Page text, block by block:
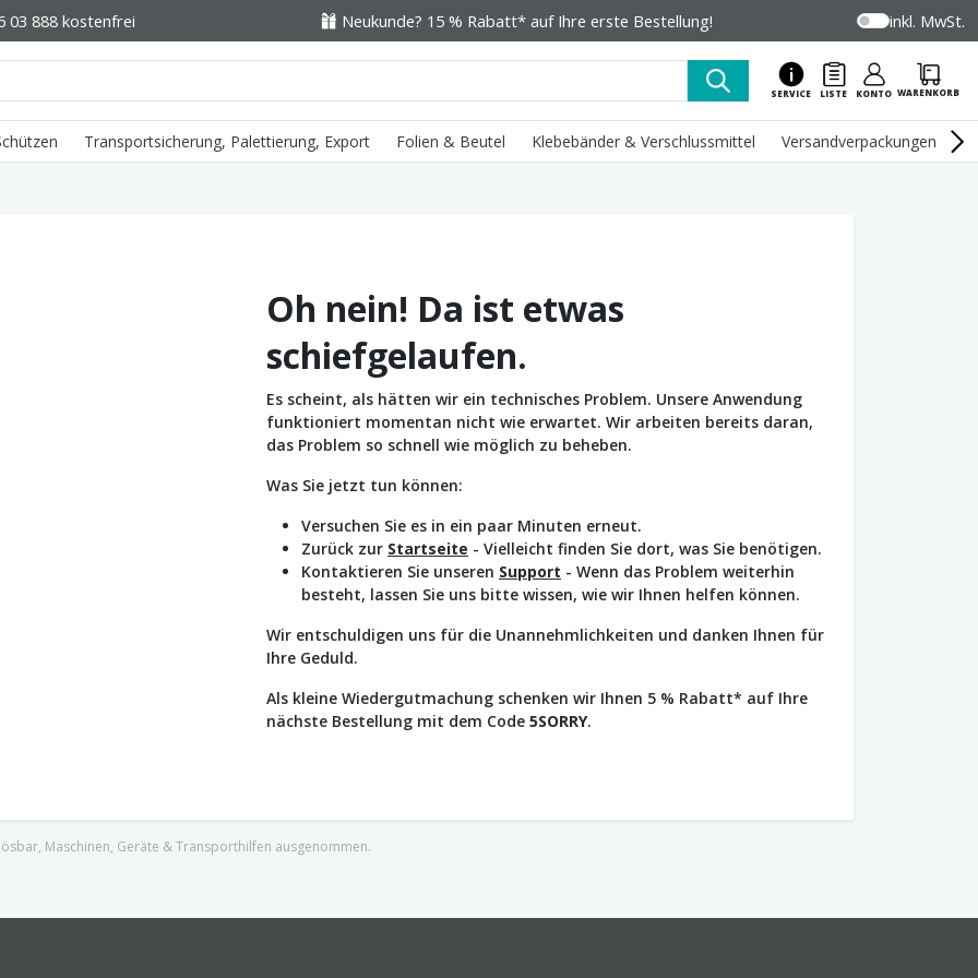
03 888 kostenfrei Neukunde? 15 % Rabatt* auf Ihre erste Bestellung! inkl. MwSt.
SERVICE LISTE KONTO WARENKORB
Transportsicherung, Palettierung, Export Folien & Beutel Klebebänder & Verschlussmittel Versandverpackungen
Oh nein! Da ist etwas
schiefgelaufen.
Es scheint, als hätten wir ein technisches Problem. Unsere Anwendung
funktioniert momentan nicht wie erwartet. Wir arbeiten bereits daran,
das Problem so schnell wie möglich zu beheben.
Was Sie jetzt tun können:
Versuchen Sie es in ein paar Minuten erneut.
Zurück zur Startseite - Vielleicht finden Sie dort, was Sie benötigen.
Kontaktieren Sie unseren Support - Wenn das Problem weiterhin
besteht, lassen Sie uns bitte wissen, wie wir Ihnen helfen können.
Wir entschuldigen uns für die Unannehmlichkeiten und danken Ihnen für
Ihre Geduld.
Als kleine Wiedergutmachung schenken wir Ihnen 5 % Rabatt* auf Ihre
nächste Bestellung mit dem Code 5SORRY.
Maschinen, Geräte & Transporthilfen ausgenommen.